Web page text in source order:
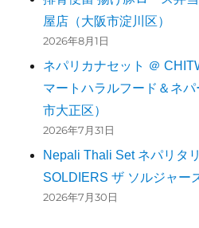
屋店（大阪市淀川区）
2026年8月1日
ネパリカナセット ＠
マートハラルフード＆ネ
市大正区）
2026年7月31日
Nepali Thali Set ネパリタ
SOLDIERS ザ ソルジャー
2026年7月30日